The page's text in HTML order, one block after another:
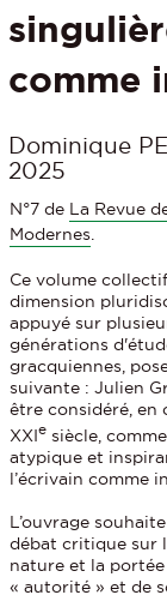
comme
Dominique
2025
N°7 de La Revue
Modernes
Ce volume
dimension
appuyé sur
générations
gracquiennes,
suivante : Julien
être considéré, en
XXIe siècle,
atypique et
l’écrivain comme
L’ouvrage
débat critique sur
nature et la portée
« autorité » et de